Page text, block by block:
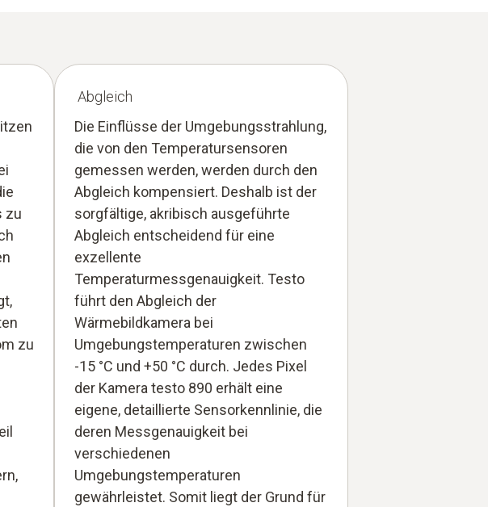
zu
zu
Abgleich
Die Einflüsse der Umgebungsstrahlung,
die von den Temperatursensoren
gemessen werden, werden durch den
Abgleich kompensiert. Deshalb ist der
sorgfältige, akribisch ausgeführte
Abgleich entscheidend für eine
exzellente
Temperaturmessgenauigkeit. Testo
führt den Abgleich der
Wärmebildkamera bei
Umgebungstemperaturen zwischen
-15 °C und +50 °C durch. Jedes Pixel
der Kamera testo 890 erhält eine
eigene, detaillierte Sensorkennlinie, die
deren Messgenauigkeit bei
verschiedenen
Umgebungstemperaturen
gewährleistet. Somit liegt der Grund für